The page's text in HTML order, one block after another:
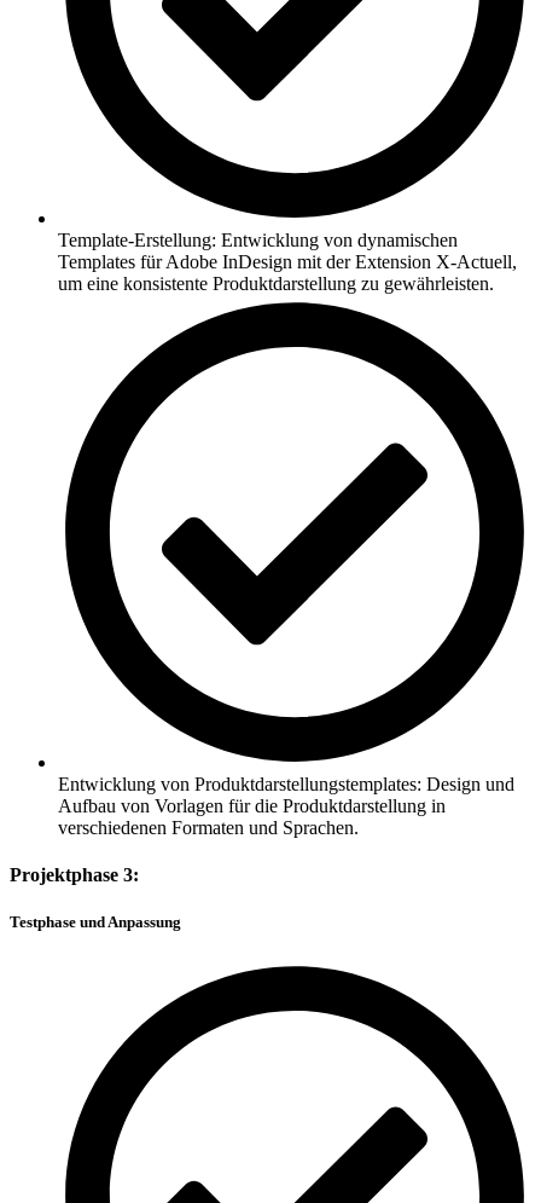
Template-Erstellung: Entwicklung von dynamischen
Templates für Adobe InDesign mit der Extension X-Actuell,
um eine konsistente Produktdarstellung zu gewährleisten.
Entwicklung von Produktdarstellungstemplates: Design und
Aufbau von Vorlagen für die Produktdarstellung in
verschiedenen Formaten und Sprachen.
Projektphase 3:
Testphase und Anpassung